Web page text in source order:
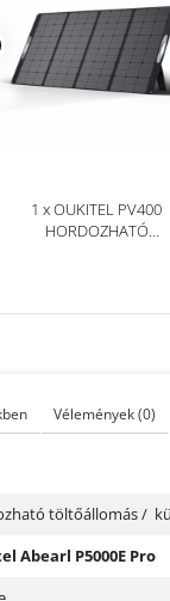
1 x OUKITEL PV400
HORDOZHATÓ
Vélemények(0)
töltőállomás /
Abearl P5000E Pro